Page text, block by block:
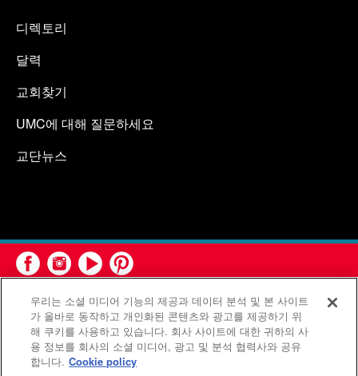
디렉토리
달력
교회찾기
UMC에 대해 질문하세요
교단뉴스
연합감리교회 공보부(United Methodist Communications)는 연
합감리교회의 기관입니다.
우리는 소셜 미디어 기능의 제공과 데이터 분석 및 본 사이트
가 올바로 동작하고 개인화된 콘텐츠와 광고를 제공하기 위
해 쿠키를 사용하고 있습니다. 회사 사이트에 대한 귀하의 사
용 정보를 회사의 소셜 미디어, 광고 및 분석 협력사와 공유
합니다. Cookie policy